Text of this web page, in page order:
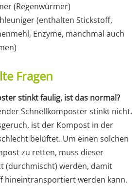
(Regenwürmer)
(enthalten Stickstoff,
Enzyme, manchmal auch
Fragen
stinkt faulig, ist das normal?
Schnellkomposter stinkt nicht.
ist der Kompost in der
belüftet. Um einen solchen
zu retten, muss dieser
(durchmischt) werden, damit
hineintransportiert werden kann.